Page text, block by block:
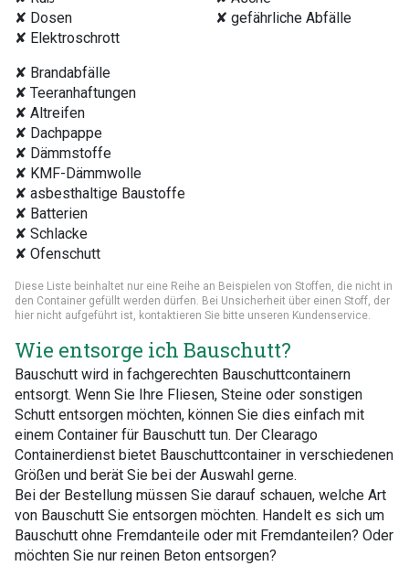
✘ Dosen
✘ Elektroschrott
✘ gefährliche Abfälle
✘ Brandabfälle
✘ Teeranhaftungen
✘ Altreifen
✘ Dachpappe
✘ Dämmstoffe
✘ KMF-Dämmwolle
✘ asbesthaltige Baustoffe
✘ Batterien
✘ Schlacke
✘ Ofenschutt
Diese Liste beinhaltet nur eine Reihe an Beispielen von Stoffen, die nicht in
den Container gefüllt werden dürfen. Bei Unsicherheit über einen Stoff, der
hier nicht aufgeführt ist, kontaktieren Sie bitte unseren Kundenservice.
Wie entsorge ich Bauschutt?
Bauschutt wird in fachgerechten Bauschuttcontainern
entsorgt. Wenn Sie Ihre Fliesen, Steine oder sonstigen
Schutt entsorgen möchten, können Sie dies einfach mit
einem Container für Bauschutt tun. Der Clearago
Containerdienst bietet Bauschuttcontainer in verschiedenen
Größen und berät Sie bei der Auswahl gerne.
Bei der Bestellung müssen Sie darauf schauen, welche Art
von Bauschutt Sie entsorgen möchten. Handelt es sich um
Bauschutt ohne Fremdanteile oder mit Fremdanteilen? Oder
möchten Sie nur reinen Beton entsorgen?